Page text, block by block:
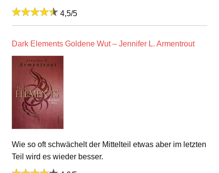
4,5/5
Dark Elements Goldene Wut – Jennifer L. Armentrout
Wie so oft schwächelt der Mittelteil etwas aber im letzten
Teil wird es wieder besser.